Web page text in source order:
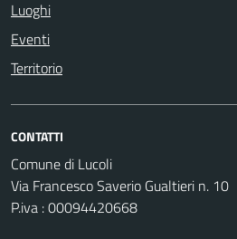
Luoghi
Eventi
Territorio
CONTATTI
Comune di Lucoli
Via Francesco Saverio Gualtieri n. 10
P.iva : 00094420668